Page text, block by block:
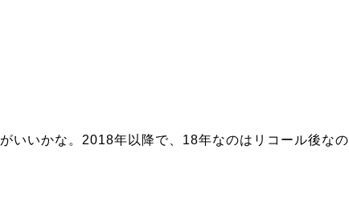
がいいかな。2018年以降で、18年なのはリコール後なの